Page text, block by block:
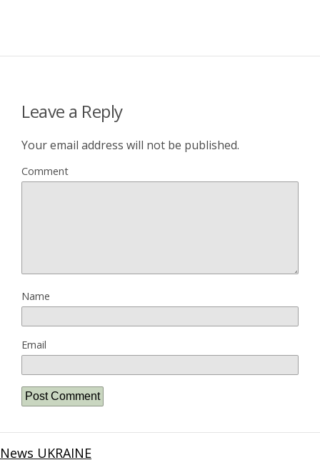
Leave a Reply
Your email address will not be published.
Comment
Name
Email
News UKRAINE